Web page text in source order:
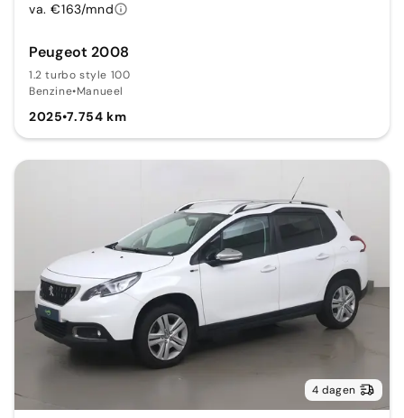
Peugeot 2008
1.2 turbo style 100
Benzine•Manueel
2025•7.754 km
va. €163/mnd
4 dagen